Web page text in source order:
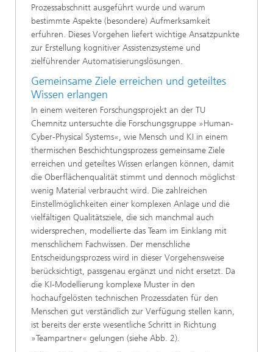
Prozessabschnitt ausgeführt wurde und warum
bestimmte Aspekte (besondere) Aufmerksamkeit
erfuhren. Dieses Vorgehen liefert wichtige Ansatzpunkte
zur Erstellung kognitiver Assistenzsysteme und
zielführender Automatisierungslösungen.
Gemeinsame Ziele erreichen und geteiltes
Wissen erlangen
In einem weiteren Forschungsprojekt an der TU
Chemnitz untersuchte die Forschungsgruppe »Human-
Cyber-Physical Systems«, wie Mensch und KI in einem
thermischen Beschichtungsprozess gemeinsame Ziele
erreichen und geteiltes Wissen erlangen können, damit
die Oberflächenqualität stimmt und dennoch möglichst
wenig Material verbraucht wird. Die zahlreichen
Einstellmöglichkeiten einer komplexen Anlage und die
vielfältigen Qualitätsziele, die sich manchmal auch
widersprechen, modellierte das Team im Einklang mit
menschlichem Fachwissen. Der menschliche
Entscheidungsprozess wird in dieser Vorgehensweise
berücksichtigt, passgenau ergänzt und nicht ersetzt. Da
die KI-Modellierung komplexe Muster in den
hochaufgelösten technischen Prozessdaten für den
Menschen gut verständlich zur Verfügung stellen kann,
ist bereits der erste wesentliche Schritt in Richtung
»Teampartner« gelungen (siehe Abb. 2).